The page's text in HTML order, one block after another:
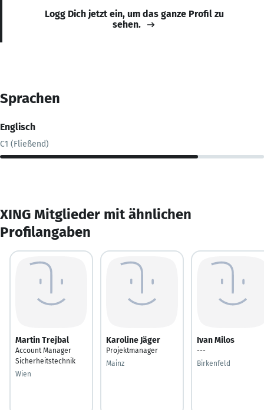
Logg Dich jetzt ein, um das ganze Profil zu
sehen.
Sprachen
Englisch
C1 (Fließend)
XING Mitglieder mit ähnlichen
Profilangaben
Martin Trejbal
Account Manager
Sicherheitstechnik
Wien
Karoline Jäger
Projektmanager
Mainz
Ivan Milos
---
Birkenfeld